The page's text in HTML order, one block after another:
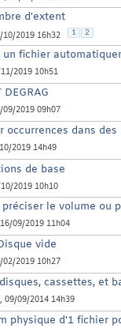
d'extent
10/2019 16h32 1 2
fichier
2019 10h51
DEGRAG
09/2019 09h07
occurrences dans
2019 14h49
de base
2019 10h10
le volume ou
09/2019 11h04
vide
02/2019 10h27
cassettes, et
, 09/09/2014 14h39
physique d'1 fichier